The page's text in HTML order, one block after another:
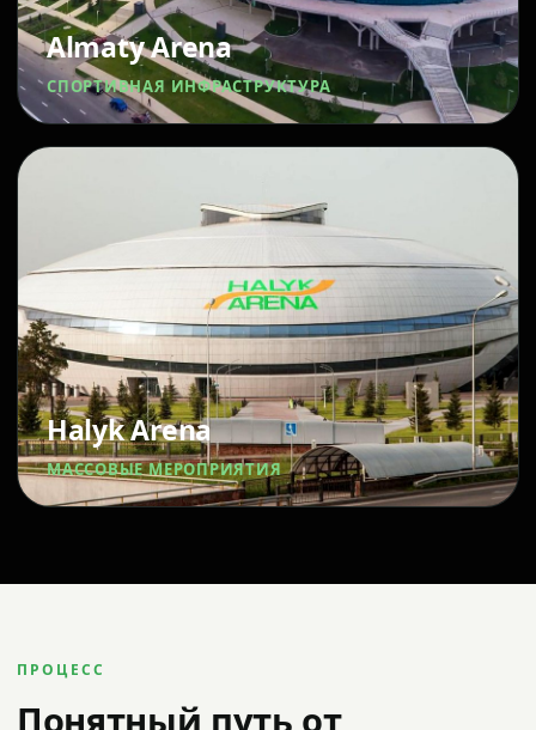
Almaty Arena
СПОРТИВНАЯ ИНФРАСТРУКТУРА
Halyk Arena
МАССОВЫЕ МЕРОПРИЯТИЯ
ПРОЦЕСС
Понятный путь от